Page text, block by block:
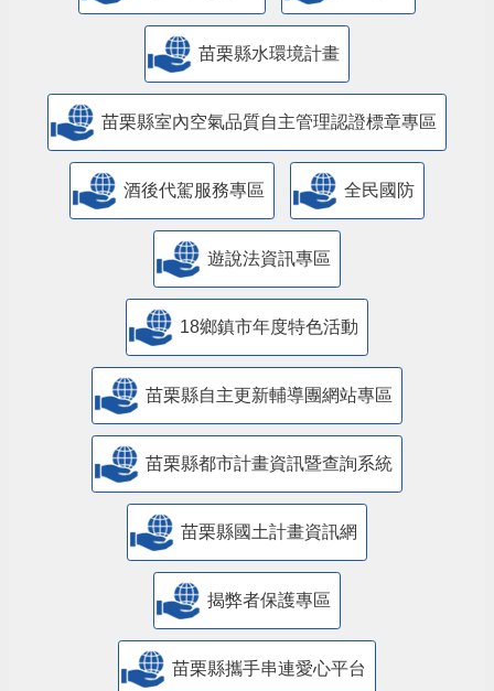
苗栗縣水環境計畫
苗栗縣室內空氣品質自主管理認證標章專區
酒後代駕服務專區 全民國防
遊說法資訊專區
18鄉鎮市年度特色活動
苗栗縣自主更新輔導團網站專區
苗栗縣都市計畫資訊暨查詢系統
苗栗縣國土計畫資訊網
揭弊者保護專區
苗栗縣攜手串連愛心平台